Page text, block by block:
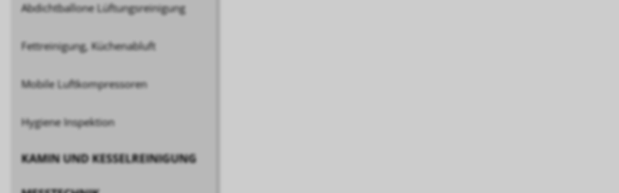
Abdichtballone Lüftungsreinigung
Fettreinigung, Küchenabluft
Mobile Luftkompressoren
Hygiene Inspektion
KAMIN UND KESSELREINIGUNG